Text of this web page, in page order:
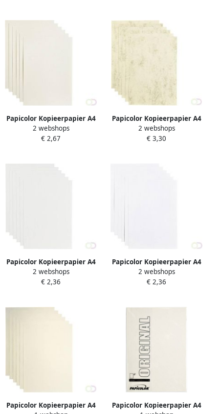
Papicolor Kopieerpapier A4
100gr 12 vel anjerwit
2 webshops
€ 2,67
Papicolor Kopieerpapier A4
90gr 12 vel marble ivoor
2 webshops
€ 3,30
Papicolor Kopieerpapier A4
200gr 6vel hagelwit
2 webshops
€ 2,36
Papicolor Kopieerpapier A4
220gr 6 vel kraft wit
2 webshops
€ 2,36
Papicolor Kopieerpapier A4
Papicolor Kopieerpapier A4